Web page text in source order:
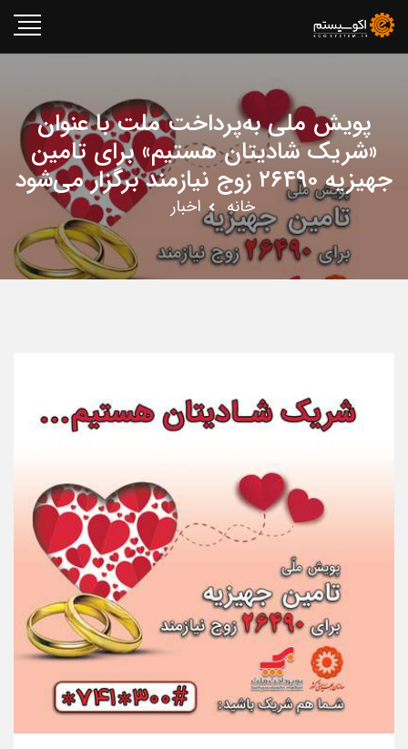
پویش ملی به‌پرداخت ملت با عنوان
«شریک شادیتان هستیم» برای تامین
جهیزیه ۲۶۴۹۰ زوج نیازمند برگزار می‌شود
خانه اخبار